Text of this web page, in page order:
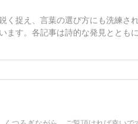
く捉え、言葉の選び方にも洗練さ
す。各記事は詩的な発見とともに